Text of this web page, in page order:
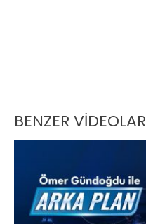
BENZER VİDEOLAR